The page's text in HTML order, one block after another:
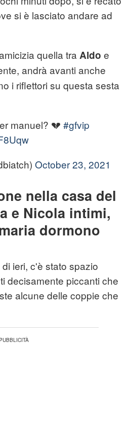
si è lasciato andare ad
quella tra Aldo e
andrà avanti anche
i riflettori su questa sesta
manuel? 💔 #gfvip
October 23, 2021
nella casa del
e Nicola intimi,
dormono
ieri, c'è stato spazio
decisamente piccanti che
alcune delle coppie che